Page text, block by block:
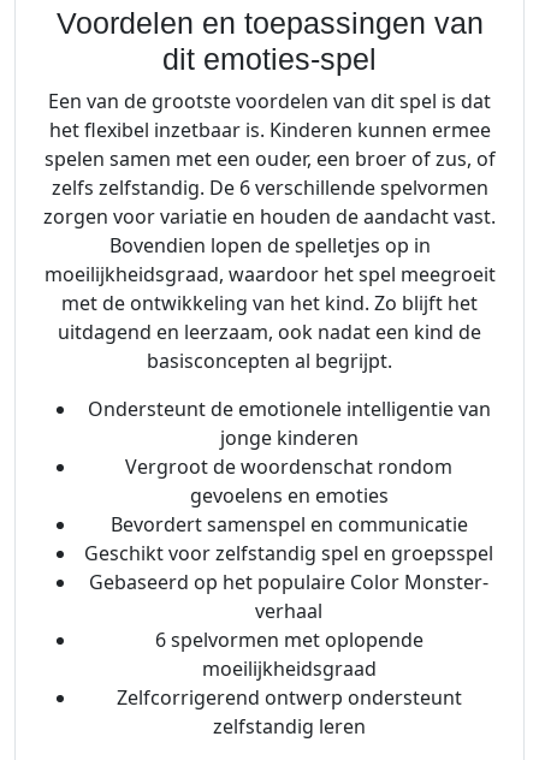
Voordelen en toepassingen van
dit emoties-spel
Een van de grootste voordelen van dit spel is dat
het flexibel inzetbaar is. Kinderen kunnen ermee
spelen samen met een ouder, een broer of zus, of
zelfs zelfstandig. De 6 verschillende spelvormen
zorgen voor variatie en houden de aandacht vast.
Bovendien lopen de spelletjes op in
moeilijkheidsgraad, waardoor het spel meegroeit
met de ontwikkeling van het kind. Zo blijft het
uitdagend en leerzaam, ook nadat een kind de
basisconcepten al begrijpt.
Ondersteunt de emotionele intelligentie van
jonge kinderen
Vergroot de woordenschat rondom
gevoelens en emoties
Bevordert samenspel en communicatie
Geschikt voor zelfstandig spel en groepsspel
Gebaseerd op het populaire Color Monster-
verhaal
6 spelvormen met oplopende
moeilijkheidsgraad
Zelfcorrigerend ontwerp ondersteunt
zelfstandig leren